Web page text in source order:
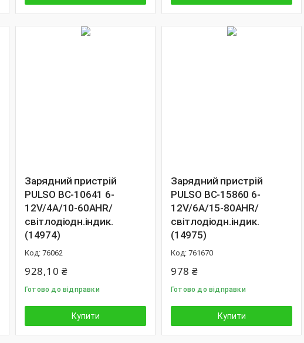
Зарядний пристрій
PULSO ВС-10641 6-
12V/4A/10-60AHR/
світлодіодн.індик.
(14974)
76062
928,10 ₴
Готово до відправки
Купити
Зарядний пристрій
PULSO BC-15860 6-
12V/6A/15-80AHR/
світлодіодн.індик.
(14975)
761670
978 ₴
Готово до відправки
Купити